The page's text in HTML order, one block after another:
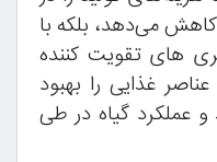
می‌دهد، بلکه با
های تقویت کننده
غذایی را بهبود
عملکرد گیاه در طی